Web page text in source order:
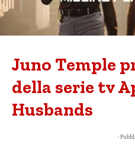
Juno Temple
della serie tv
Husbands
-